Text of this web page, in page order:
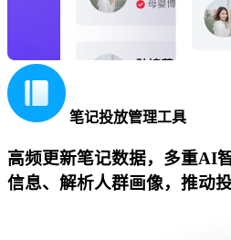
笔记投放管理工具
高频更新笔记数据，多重AI
信息、解析人群画像，推动